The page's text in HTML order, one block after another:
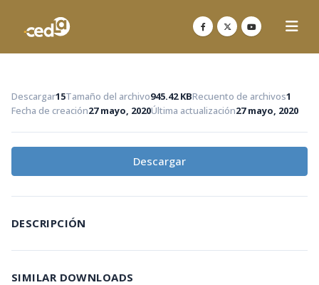
Descargar15Tamaño del archivo945.42 KBRecuento de archivos1
Fecha de creación27 mayo, 2020Última actualización27 mayo, 2020
Descargar
DESCRIPCIÓN
SIMILAR DOWNLOADS